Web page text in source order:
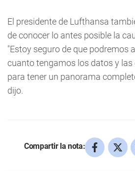
El presidente de Lufthansa
de conocer lo antes posible la
"Estoy seguro de que podremos
cuanto tengamos los datos y las
para tener un panorama
dijo.
Compartir la nota: